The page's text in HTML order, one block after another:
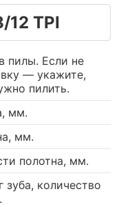
TPI
пилы. Если не
— укажите,
пилить.
мм.
мм.
полотна, мм.
количество